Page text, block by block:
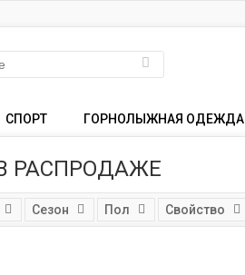
СПОРТ ГОРНОЛЫЖНАЯ ОДЕЖДА
РАСПРОДАЖЕ
Сезон Пол Свойство